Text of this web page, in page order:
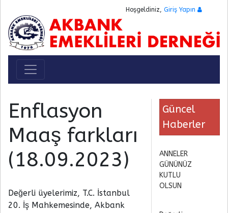
Hoşgeldiniz, Giriş Yapın
Toggle navigation
Enflasyon
Maaş farkları
(18.09.2023)
Değerli üyelerimiz, T.C. İstanbul
20. İş Mahkemesinde, Akbank
Güncel
Haberler
ANNELER
GÜNÜNÜZ
KUTLU
OLSUN